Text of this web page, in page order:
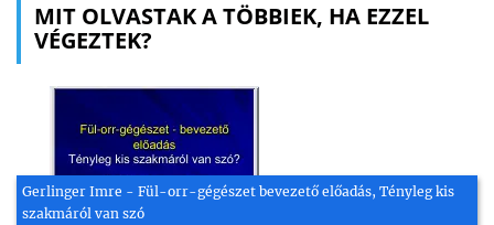
MIT OLVASTAK A TÖBBIEK, HA EZZEL
VÉGEZTEK?
Gerlinger Imre - Fül-orr-gégészet bevezető előadás, Tényleg kis
szakmáról van szó